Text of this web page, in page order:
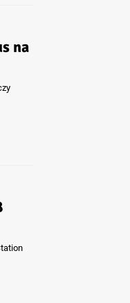
na